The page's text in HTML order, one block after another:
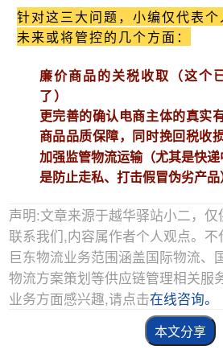
针对这三大问题，小编仅代表
未来或将管控的几个方面：
廉价商品的关税收取（这个
了）
更完善的确认电商主体的真实
商品品质保障，同时挽回税收损
加强监管物流运输（尤其是快
是防止走私、打击假冒伪劣产品
声明:文章来源于越华驿站小二，
联系我们,内容属作者个人观点。不
巨东物流业务范围涵盖国际物流、
物流方案策划等供应链管理相关服
业务方面感兴趣,请点击在线咨询。
本文分享